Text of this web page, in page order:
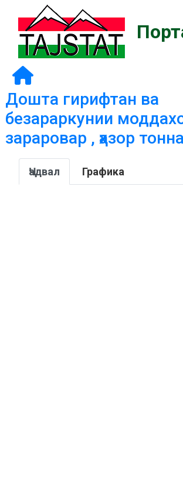
Дошта гирифтан ва
безараркунии
зараровар , ҳазор тонна
Ҷадвал Графика